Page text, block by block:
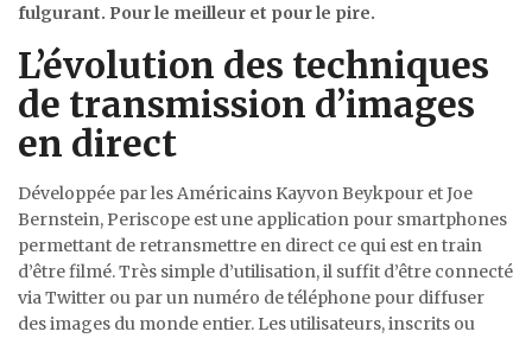
fulgurant. Pour le meilleur et pour le pire.
L’évolution des techniques
de transmission d’images
en direct
Développée par les Américains Kayvon Beykpour et Joe
Bernstein, Periscope est une application pour smartphones
permettant de retransmettre en direct ce qui est en train
d’être filmé. Très simple d’utilisation, il suffit d’être connecté
via Twitter ou par un numéro de téléphone pour diffuser
des images du monde entier. Les utilisateurs, inscrits ou